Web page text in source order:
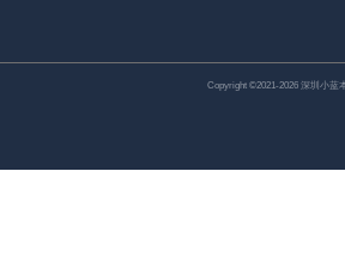
Copyright ©2021-2026 深圳小蓝